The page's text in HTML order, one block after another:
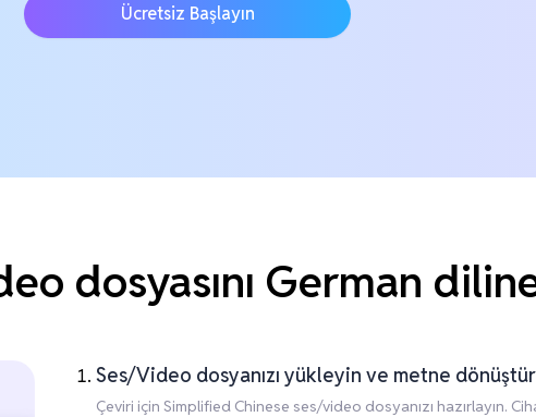
Ücretsiz Başlayın
dosyasını German
Ses/Video dosyanızı yükleyin ve metne
Çeviri için Simplified Chinese ses/video dosyanızı hazırlayın.